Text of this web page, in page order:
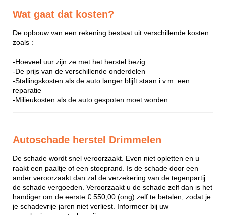
Wat gaat dat kosten?
De opbouw van een rekening bestaat uit verschillende kosten
zoals :
-Hoeveel uur zijn ze met het herstel bezig.
-De prijs van de verschillende onderdelen
-Stallingskosten als de auto langer blijft staan i.v.m. een
reparatie
-Milieukosten als de auto gespoten moet worden
Autoschade herstel Drimmelen
De schade wordt snel veroorzaakt. Even niet opletten en u
raakt een paaltje of een stoeprand. Is de schade door een
ander veroorzaakt dan zal de verzekering van de tegenpartij
de schade vergoeden. Veroorzaakt u de schade zelf dan is het
handiger om de eerste € 550,00 (ong) zelf te betalen, zodat je
je schadevrije jaren niet verliest. Informeer bij uw